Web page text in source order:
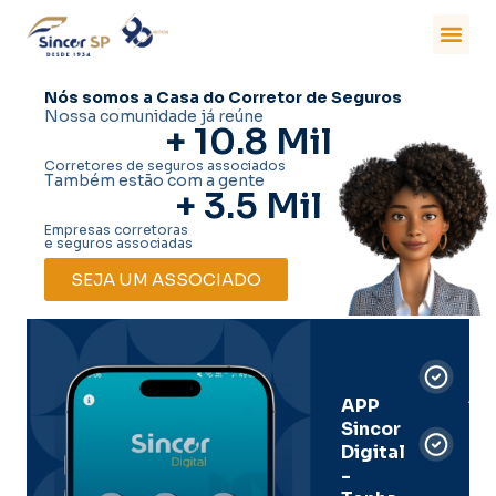
Nós somos a Casa do Corretor de Seguros
Nossa comunidade já reúne
+ 10.8 Mil
Corretores de seguros associados
Também estão com a gente
+ 3.5 Mil
Empresas corretoras
e seguros associadas
SEJA UM ASSOCIADO
APP
Sincor
Digital
-